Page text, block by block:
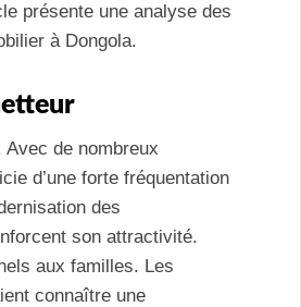
présente une analyse des
à Dongola.
de nombreux
d’une forte fréquentation
des
son attractivité.
aux familles. Les
connaître une